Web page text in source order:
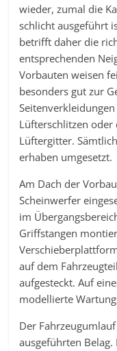
wieder, zumal die
schlicht ausgeführt
betrifft daher die
entsprechenden
Vorbauten weisen
besonders gut zur
Lüfterschlitzen
Lüftergitter.
erhaben umgesetzt.
Am Dach der
Scheinwerfer
im
Griffstangen
auf dem
aufgesteckt. Auf
modellierte
Der
ausgeführten